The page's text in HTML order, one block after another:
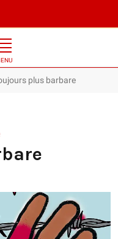
plus barbare